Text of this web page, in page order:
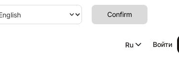
Confirm
Ru Войти